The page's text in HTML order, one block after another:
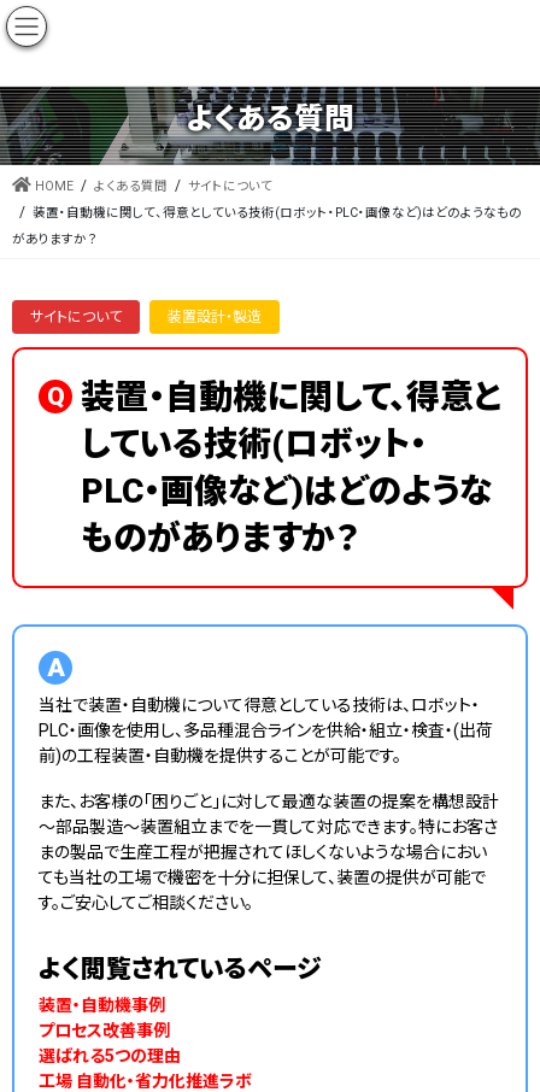
よくある質問
HOME よくある質問
サイトについて
装置・自動機に関して、得意としている技術(ロボット・PLC・画像など)はどのようなもの
がありますか？
サイトについて 装置設計・製造
Q 装置・自動機に関して、得意と
している技術(ロボット・
PLC・画像など)はどのような
ものがありますか？
A
当社で装置・自動機について得意としている技術は、ロボット・
PLC・画像を使用し、多品種混合ラインを供給・組立・検査・(出荷
前)の工程装置・自動機を提供することが可能です。
また、お客様の「困りごと」に対して最適な装置の提案を構想設計
～部品製造～装置組立までを一貫して対応できます。特にお客さ
まの製品で生産工程が把握されてほしくないような場合におい
ても当社の工場で機密を十分に担保して、装置の提供が可能で
す。ご安心してご相談ください。
よく閲覧されているページ
装置・自動機事例
プロセス改善事例
選ばれる5つの理由
工場 自動化・省力化推進ラボ